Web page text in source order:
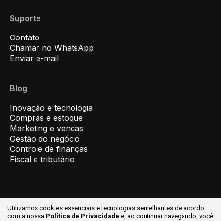
Suporte
Contato
Chamar no WhatsApp
Enviar e-mail
Blog
Inovação e tecnologia
Compras e estoque
Marketing e vendas
Gestão do negócio
Controle de finanças
Fiscal e tributário
© 2026 Inovar ® Todos os direitos reservados.
Utilizamos cookies essenciais e tecnologias semelhantes de acordo
com a nossa Política de Privacidade e, ao continuarnavegando, você